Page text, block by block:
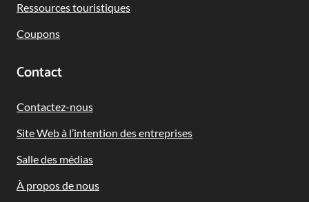
Ressources touristiques
Coupons
Contact
Contactez-nous
Site Web à l’intention des entreprises
Salle des médias
À propos de nous